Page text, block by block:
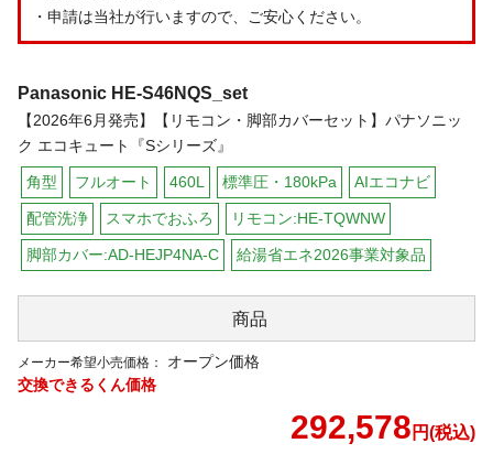
・申請は当社が行いますので、ご安心ください。
Panasonic HE-S46NQS_set
【2026年6月発売】【リモコン・脚部カバーセット】パナソニッ
ク エコキュート『Sシリーズ』
角型 フルオート 460L 標準圧・180kPa AIエコナビ
配管洗浄 スマホでおふろ リモコン:HE-TQWNW
脚部カバー:AD-HEJP4NA-C 給湯省エネ2026事業対象品
商品
メーカー希望小売価格：
オープン価格
交換できるくん価格
292,578 円(税込)